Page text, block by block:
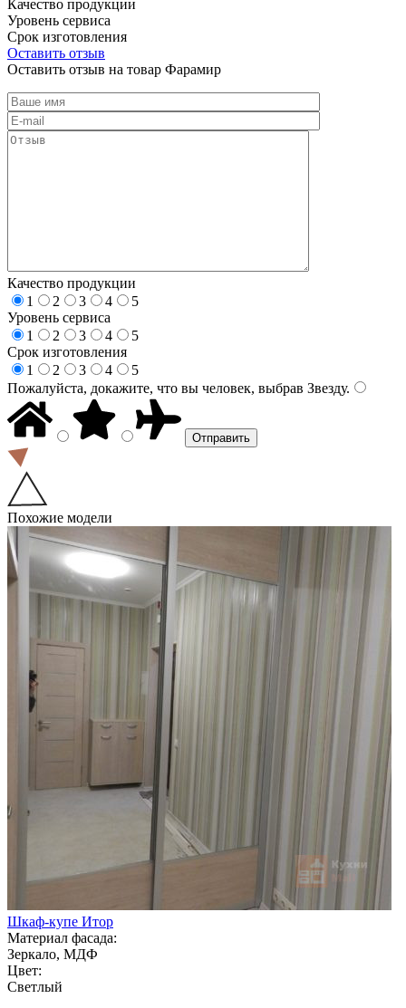
Качество продукции
Уровень сервиса
Срок изготовления
Оставить отзыв
Оставить отзыв на товар Фарамир
Качество продукции
1
2 3 4
5
Уровень сервиса
1
2 3 4
5
Срок изготовления
1
2 3 4
5
Пожалуйста, докажите, что вы человек, выбрав Звезду.
Похожие модели
Шкаф-купе Итор
Материал фасада:
Зеркало, МДФ
Цвет:
Светлый